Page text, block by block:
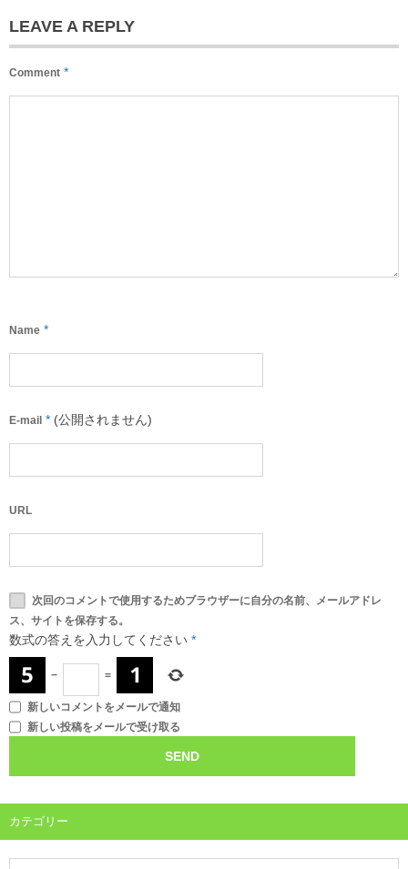
LEAVE A REPLY
Comment *
Name *
E-mail * (公開されません)
URL
次回のコメントで使用するためブラウザーに自分の名前、メールアドレ
ス、サイトを保存する。
数式の答えを入力してください *
− =
新しいコメントをメールで通知
新しい投稿をメールで受け取る
カテゴリー